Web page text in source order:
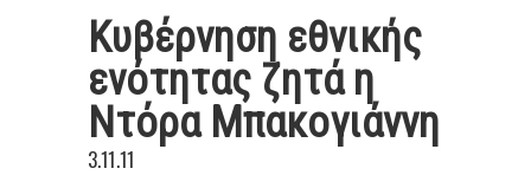
Κυβέρνηση εθνικής
ενότητας ζητά η
Ντόρα Μπακογιάννη
3.11.11